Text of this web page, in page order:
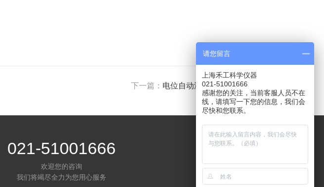
下一篇： 电位自动滴定仪更可靠，科研检测更高效
021-51001666
欢迎您的咨询
我们将竭尽全力为您用心服务
请您留言
上海禾工科学仪器
021-51001666
感谢您的关注，当前客服人员不在
线，请填写一下您的信息，我们会
尽快和您联系。